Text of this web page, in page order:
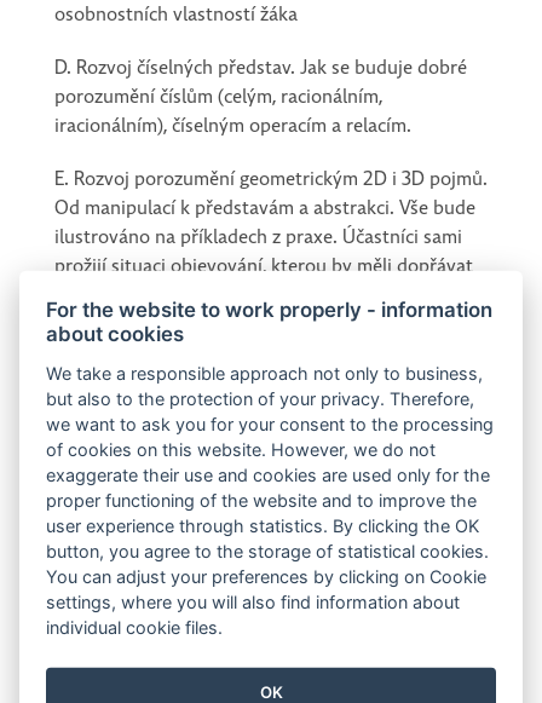
osobnostních vlastností žáka
D. Rozvoj číselných představ. Jak se buduje dobré
porozumění číslům (celým, racionálním,
iracionálním), číselným operacím a relacím.
E. Rozvoj porozumění geometrickým 2D i 3D pojmů.
Od manipulací k představám a abstrakci. Vše bude
ilustrováno na příkladech z praxe. Účastníci sami
prožijí situaci objevování, kterou by měli dopřávat
žákům. Součástí semináře bude diskuse o
problémech a otázkách souvisejících se zavedením
vyučování.
KOMU JE URČENO
učitelé 2.stupně ZŠ, asistenti
pedagoga, speciální pedagogové,
ředitelé škol a školských zařízení,
učitelé gymnázií, učitelé – vedoucí
školních zájmových kroužků a
LEKTOŘI
Držitel
certifikátu
vydaného prof.
Hejným
DOTACE
For the website to work properly - information
about cookies
We take a responsible approach not only to business,
but also to the protection of your privacy. Therefore,
we want to ask you for your consent to the processing
of cookies on this website. However, we do not
exaggerate their use and cookies are used only for the
proper functioning of the website and to improve the
user experience through statistics. By clicking the OK
button, you agree to the storage of statistical cookies.
You can adjust your preferences by clicking on Cookie
settings, where you will also find information about
individual cookie files.
OK